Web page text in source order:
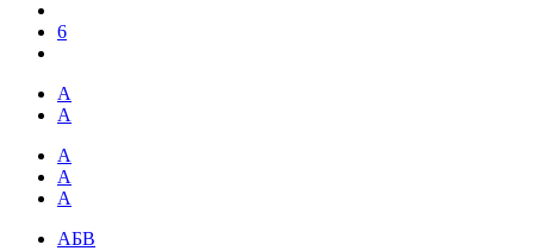
6
А
А
А
А
А
АБВ